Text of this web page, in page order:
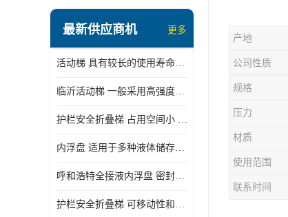
顶部装卸车鹤管
液氨液化气鹤管
定量装车系统
最新供应商机 更多
活动梯 具有较长的使用寿命和耐用性 一般采用高强度材料制造
临沂活动梯 一般采用高强度材料制造 可以用于多种不同的任务
护栏安全折叠梯 占用空间小 方便存放和搬运
内浮盘 适用于多种液体储存和运输 能够降低运输成本和维护成本
呼和浩特全接液内浮盘 密封性能好 有效保护液体质量
护栏安全折叠梯 可移动性和安全性较高 占用空间小
产地
公司性质
规格
压力
材质
使用范围
联系时间